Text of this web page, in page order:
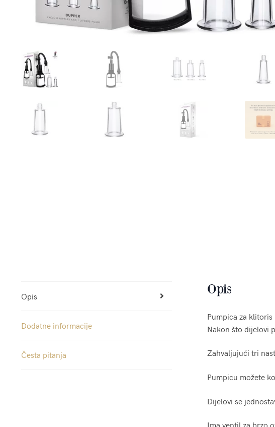
Opis
Dodatne informacije
Česta pitanja
Opis
Pumpica za
Nakon što dijelovi
Zahvaljujući tri
Pumpicu možete
Dijelovi se
Ima ventil za brzo